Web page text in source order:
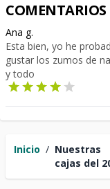
Inicio / Nuestras
cajas del
COMENTARIOS
Ana g.
Esta bien, yo he
gustar los zumos de
y todo